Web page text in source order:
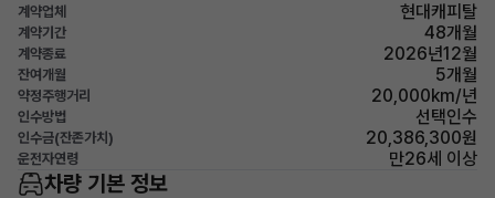
계약업체 현대캐피탈
계약기간 48개월
계약종료 2026년12월
잔여개월 5개월
약정주행거리 20,000km/년
인수방법 선택인수
인수금(잔존가치) 20,386,300원
운전자연령 만26세 이상
차량 기본 정보